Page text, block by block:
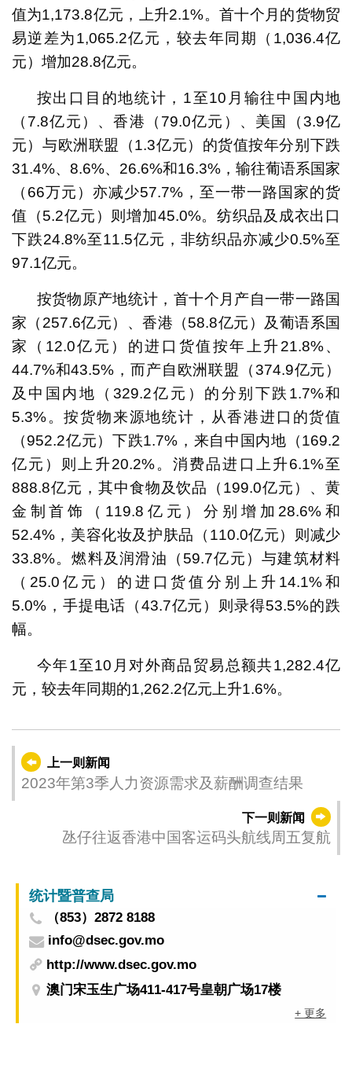
值为1,173.8亿元，上升2.1%。首十个月的货物贸
易逆差为1,065.2亿元，较去年同期（1,036.4亿
元）增加28.8亿元。
按出口目的地统计，1至10月输往中国内地
（7.8亿元）、香港（79.0亿元）、美国（3.9亿
元）与欧洲联盟（1.3亿元）的货值按年分别下跌
31.4%、8.6%、26.6%和16.3%，输往葡语系国家
（66万元）亦减少57.7%，至一带一路国家的货
值（5.2亿元）则增加45.0%。纺织品及成衣出口
下跌24.8%至11.5亿元，非纺织品亦减少0.5%至
97.1亿元。
按货物原产地统计，首十个月产自一带一路国
家（257.6亿元）、香港（58.8亿元）及葡语系国
家（12.0亿元）的进口货值按年上升21.8%、
44.7%和43.5%，而产自欧洲联盟（374.9亿元）
及中国内地（329.2亿元）的分别下跌1.7%和
5.3%。按货物来源地统计，从香港进口的货值
（952.2亿元）下跌1.7%，来自中国内地（169.2
亿元）则上升20.2%。消费品进口上升6.1%至
888.8亿元，其中食物及饮品（199.0亿元）、黄
金制首饰（119.8亿元）分别增加28.6%和
52.4%，美容化妆及护肤品（110.0亿元）则减少
33.8%。燃料及润滑油（59.7亿元）与建筑材料
（25.0亿元）的进口货值分别上升14.1%和
5.0%，手提电话（43.7亿元）则录得53.5%的跌
幅。
今年1至10月对外商品贸易总额共1,282.4亿
元，较去年同期的1,262.2亿元上升1.6%。
上一则新闻
2023年第3季人力资源需求及薪酬调查结果
下一则新闻
氹仔往返香港中国客运码头航线周五复航
统计暨普查局
（853）2872 8188
info@dsec.gov.mo
http://www.dsec.gov.mo
澳门宋玉生广场411-417号皇朝广场17楼
+ 更多